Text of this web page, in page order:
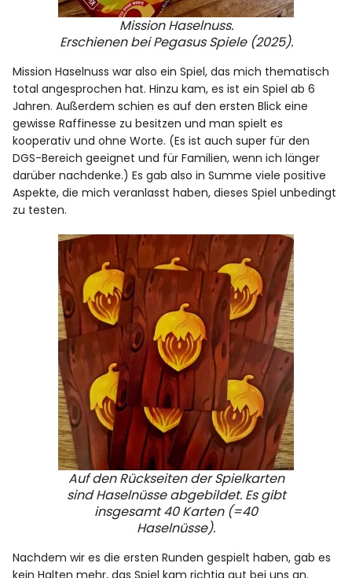
Mission Haselnuss.
Erschienen bei Pegasus Spiele (2025).
Mission Haselnuss war also ein Spiel, das mich thematisch
total angesprochen hat. Hinzu kam, es ist ein Spiel ab 6
Jahren. Außerdem schien es auf den ersten Blick eine
gewisse Raffinesse zu besitzen und man spielt es
kooperativ und ohne Worte. (Es ist auch super für den
DGS-Bereich geeignet und für Familien, wenn ich länger
darüber nachdenke.) Es gab also in Summe viele positive
Aspekte, die mich veranlasst haben, dieses Spiel unbedingt
zu testen.
Auf den Rückseiten der Spielkarten
sind Haselnüsse abgebildet. Es gibt
insgesamt 40 Karten (=40
Haselnüsse).
Nachdem wir es die ersten Runden gespielt haben, gab es